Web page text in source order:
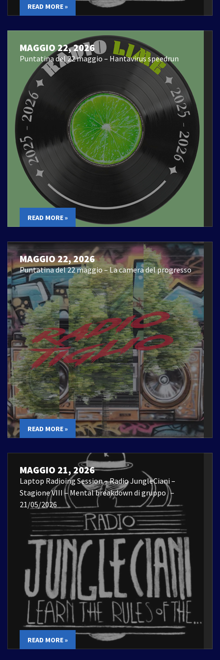
READ MORE »
MAGGIO 22, 2026
Puntatina del 22 maggio – Hantavirus speedrun
READ MORE »
MAGGIO 22, 2026
Puntatina del 22 maggio – La camera del progresso
READ MORE »
MAGGIO 21, 2026
Laptop Radioing Session – Radio JungleCiani –
Stagione VIII – Mental breakdown di gruppo –
21/05/2026
READ MORE »